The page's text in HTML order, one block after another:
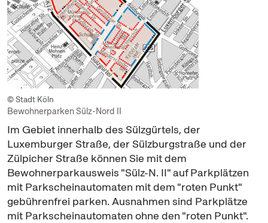
© Stadt Köln
Bewohnerparken Sülz-Nord II
Im Gebiet innerhalb des Sülzgürtels, der
Luxemburger Straße, der Sülzburgstraße und der
Zülpicher Straße können Sie mit dem
Bewohnerparkausweis "Sülz-N. II" auf Parkplätzen
mit Parkscheinautomaten mit dem "roten Punkt"
gebührenfrei parken. Ausnahmen sind Parkplätze
mit Parkscheinautomaten ohne den "roten Punkt".